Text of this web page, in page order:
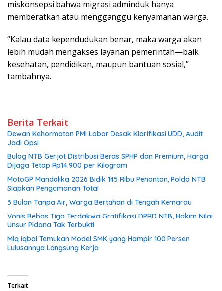
miskonsepsi bahwa migrasi adminduk hanya
memberatkan atau mengganggu kenyamanan warga.
“Kalau data kependudukan benar, maka warga akan
lebih mudah mengakses layanan pemerintah—baik
kesehatan, pendidikan, maupun bantuan sosial,”
tambahnya.
Berita Terkait
Dewan Kehormatan PMI Lobar Desak Klarifikasi UDD, Audit
Jadi Opsi
Bulog NTB Genjot Distribusi Beras SPHP dan Premium, Harga
Dijaga Tetap Rp14.900 per Kilogram
MotoGP Mandalika 2026 Bidik 145 Ribu Penonton, Polda NTB
Siapkan Pengamanan Total
3 Bulan Tanpa Air, Warga Bertahan di Tengah Kemarau
Vonis Bebas Tiga Terdakwa Gratifikasi DPRD NTB, Hakim Nilai
Unsur Pidana Tak Terbukti
Miq Iqbal Temukan Model SMK yang Hampir 100 Persen
Lulusannya Langsung Kerja
Terkait